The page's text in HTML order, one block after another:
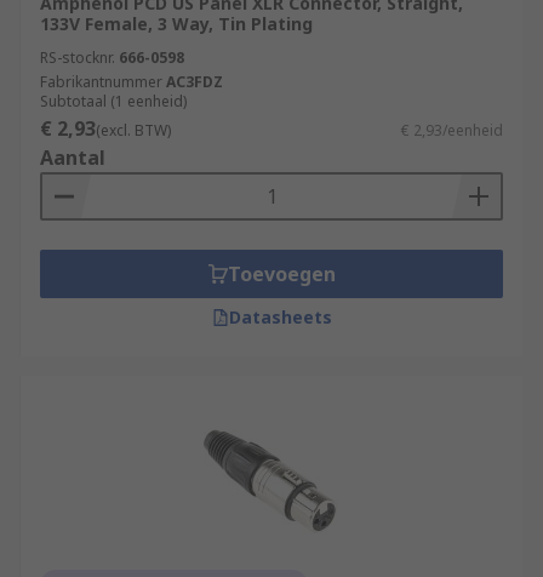
133V Female, 3 Way, Tin Plating
RS-stocknr. 666-0598
FabrikantnummerAC3FDZ
Subtotaal (1 eenheid)
€ 2,93(excl. BTW) € 2,93/eenheid
Aantal
Toevoegen
Datasheets